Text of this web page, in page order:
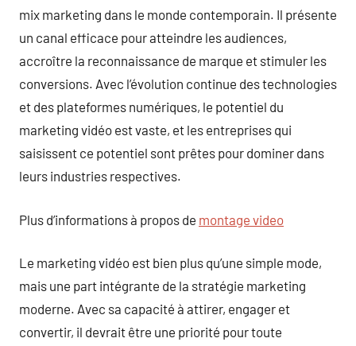
mix marketing dans le monde contemporain. Il présente
un canal efficace pour atteindre les audiences,
accroître la reconnaissance de marque et stimuler les
conversions. Avec l’évolution continue des technologies
et des plateformes numériques, le potentiel du
marketing vidéo est vaste, et les entreprises qui
saisissent ce potentiel sont prêtes pour dominer dans
leurs industries respectives.
Plus d’informations à propos de montage video
Le marketing vidéo est bien plus qu’une simple mode,
mais une part intégrante de la stratégie marketing
moderne. Avec sa capacité à attirer, engager et
convertir, il devrait être une priorité pour toute